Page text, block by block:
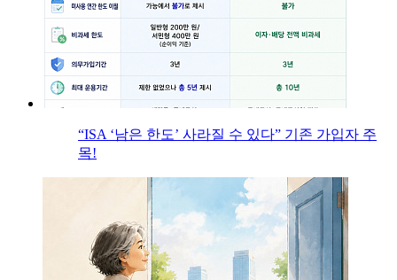
“ISA ‘남은 한도’ 사라질 수 있다” 기존 가입자 주
목!